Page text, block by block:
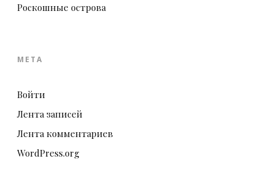
Роскошные острова
МЕТА
Войти
Лента записей
Лента комментариев
WordPress.org